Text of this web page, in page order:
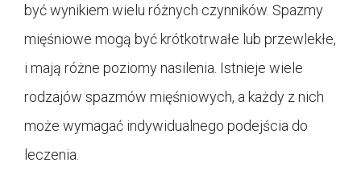
być wynikiem wielu różnych czynników. Spazmy
mięśniowe mogą być krótkotrwałe lub przewlekłe,
i mają różne poziomy nasilenia. Istnieje wiele
rodzajów spazmów mięśniowych, a każdy z nich
może wymagać indywidualnego podejścia do
leczenia.